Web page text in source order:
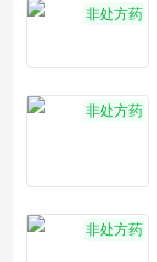
非处方药
非处方药
非处方药